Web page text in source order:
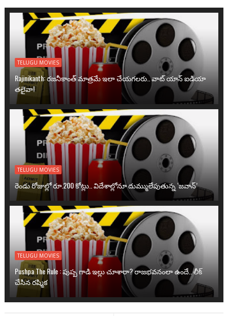
TELUGU MOVIES
Rajinikanth: రజనీకాంత్ మాత్రమే ఇలా చేయగలరు.. వాట్ యాన్ ఐడియా
తలైవా!
TELUGU MOVIES
రెండు రోజుల్లో రూ.200 కోట్లు.. విదేశాల్లోనూ దుమ్ములేపుతున్న ‘జవాన్’
TELUGU MOVIES
Pushpa The Rule : పుష్ప గాడి ఇల్లు చూశారా? రాజభవనంలా ఉందే.. లీక్
చేసిన రష్మిక